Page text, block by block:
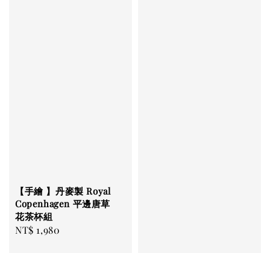
【手繪 】丹麥製 Royal
Copenhagen 平邊唐草
花茶杯組
Regular
NT$ 1,980